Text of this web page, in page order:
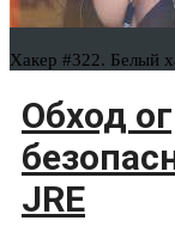
Хакер #322. Белый
Обход
JRE